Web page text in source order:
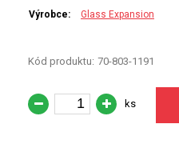
SPECIÁLNÍ APLIKACE
Výrobce: Glass Expansion
Kód produktu: 70-803-1191
ks